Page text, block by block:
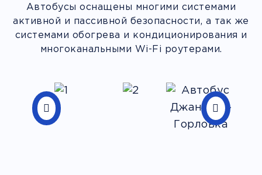
Автобусы оснащены многими системами
активной и пассивной безопасности, а так же
системами обогрева и кондиционирования и
многоканальными Wi-Fi роутерами.